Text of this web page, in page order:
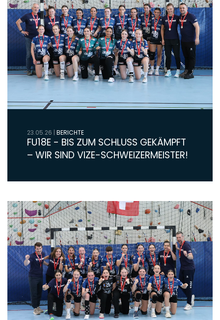
23.05.26 | BERICHTE
FU18E - BIS ZUM SCHLUSS GEKÄMPFT
– WIR SIND VIZE-SCHWEIZERMEISTER!